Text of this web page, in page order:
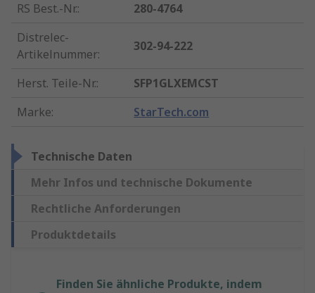
RS Best.-Nr.:
280-4764
Distrelec-
Artikelnummer:
302-94-222
Herst. Teile-Nr.:
SFP1GLXEMCST
Marke: StarTech.com
Technische Daten
Mehr Infos und technische Dokumente
Rechtliche Anforderungen
Produktdetails
Finden Sie ähnliche Produkte, indem